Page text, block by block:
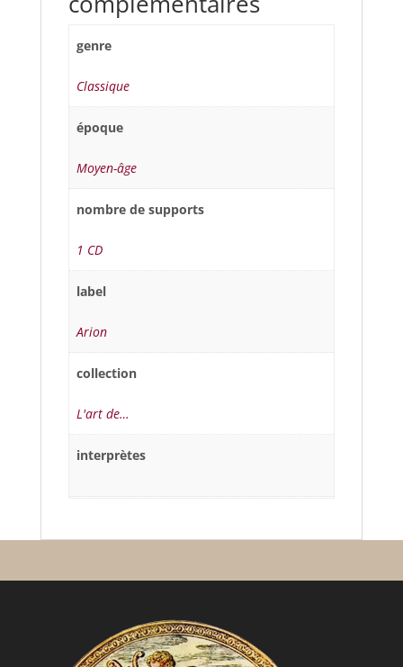
genre
Classique
époque
Moyen-âge
nombre de supports
1 CD
label
Arion
collection
L'art de…
interprètes